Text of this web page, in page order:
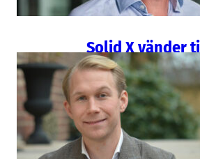
Solid X vänder
Rekrytering/Bemanning
Filip Alexanderson
Tillväxttakten mattas för
blir lönsamheten
resultatet föll under
första nio månader. Och
Alexandersson tackar…